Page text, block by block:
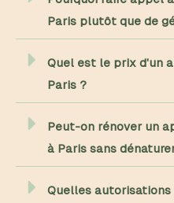
Paris plutôt que de
Quel est le prix d'un
Paris ?
Peut-on rénover un
à Paris sans
Quelles